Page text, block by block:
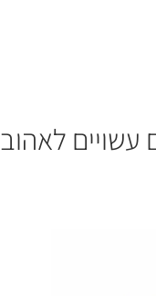
לאהוב